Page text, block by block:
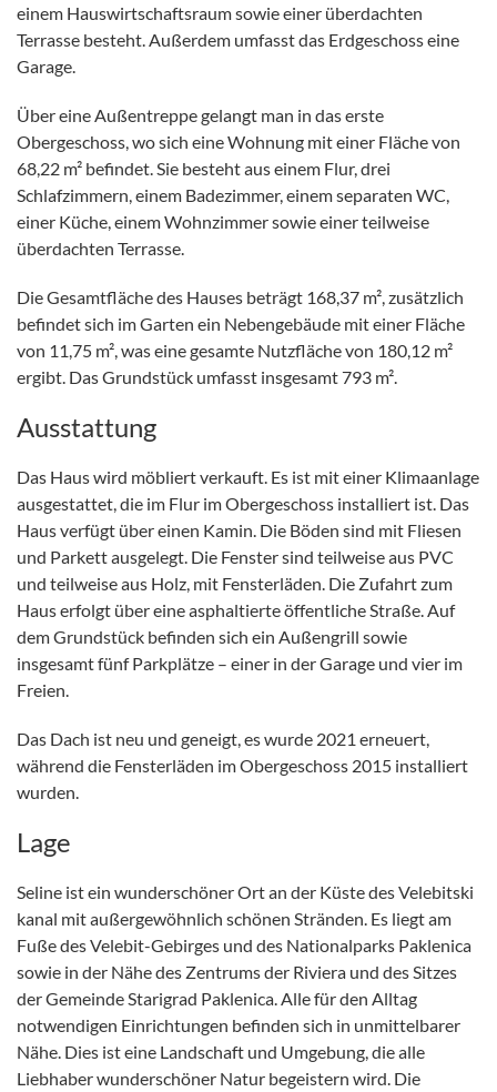
einem Hauswirtschaftsraum sowie einer überdachten
Terrasse besteht. Außerdem umfasst das Erdgeschoss eine
Garage.
Über eine Außentreppe gelangt man in das erste
Obergeschoss, wo sich eine Wohnung mit einer Fläche von
68,22 m² befindet. Sie besteht aus einem Flur, drei
Schlafzimmern, einem Badezimmer, einem separaten WC,
einer Küche, einem Wohnzimmer sowie einer teilweise
überdachten Terrasse.
Die Gesamtfläche des Hauses beträgt 168,37 m², zusätzlich
befindet sich im Garten ein Nebengebäude mit einer Fläche
von 11,75 m², was eine gesamte Nutzfläche von 180,12 m²
ergibt. Das Grundstück umfasst insgesamt 793 m².
Ausstattung
Das Haus wird möbliert verkauft. Es ist mit einer Klimaanlage
ausgestattet, die im Flur im Obergeschoss installiert ist. Das
Haus verfügt über einen Kamin. Die Böden sind mit Fliesen
und Parkett ausgelegt. Die Fenster sind teilweise aus PVC
und teilweise aus Holz, mit Fensterläden. Die Zufahrt zum
Haus erfolgt über eine asphaltierte öffentliche Straße. Auf
dem Grundstück befinden sich ein Außengrill sowie
insgesamt fünf Parkplätze – einer in der Garage und vier im
Freien.
Das Dach ist neu und geneigt, es wurde 2021 erneuert,
während die Fensterläden im Obergeschoss 2015 installiert
wurden.
Lage
Seline ist ein wunderschöner Ort an der Küste des Velebitski
kanal mit außergewöhnlich schönen Stränden. Es liegt am
Fuße des Velebit-Gebirges und des Nationalparks Paklenica
sowie in der Nähe des Zentrums der Riviera und des Sitzes
der Gemeinde Starigrad Paklenica. Alle für den Alltag
notwendigen Einrichtungen befinden sich in unmittelbarer
Nähe. Dies ist eine Landschaft und Umgebung, die alle
Liebhaber wunderschöner Natur begeistern wird. Die